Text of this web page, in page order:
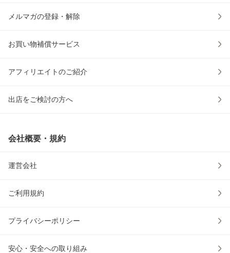
メルマガの登録・解除
お買い物補償サービス
アフィリエイトのご紹介
出店をご検討の方へ
会社概要・規約
運営会社
ご利用規約
プライバシーポリシー
安心・安全への取り組み